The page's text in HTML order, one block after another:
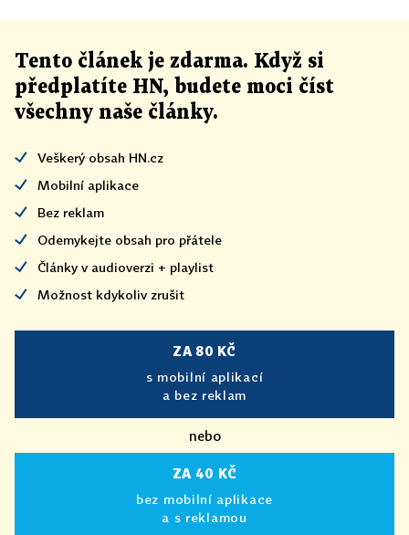
Tento článek je zdarma. Když si
předplatíte HN, budete moci číst
všechny naše články.
Veškerý obsah HN.cz
Mobilní aplikace
Bez reklam
Odemykejte obsah pro přátele
Články v audioverzi + playlist
Možnost kdykoliv zrušit
ZA 80 KČ
s mobilní aplikací
a bez reklam
nebo
ZA 40 KČ
bez mobilní aplikace
a s reklamou